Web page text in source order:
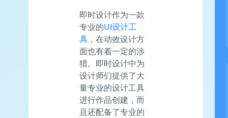
即时设计作为一款
专业的UI设计工
具 ，在动效设计方
面也有着一定的涉
猎。即时设计中为
设计师们提供了大
量专业的设计工具
进行作品创建，而
且还配备了专业的